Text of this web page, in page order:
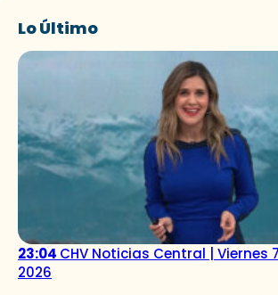
Lo Último
23:04 CHV Noticias Central | Viernes
2026